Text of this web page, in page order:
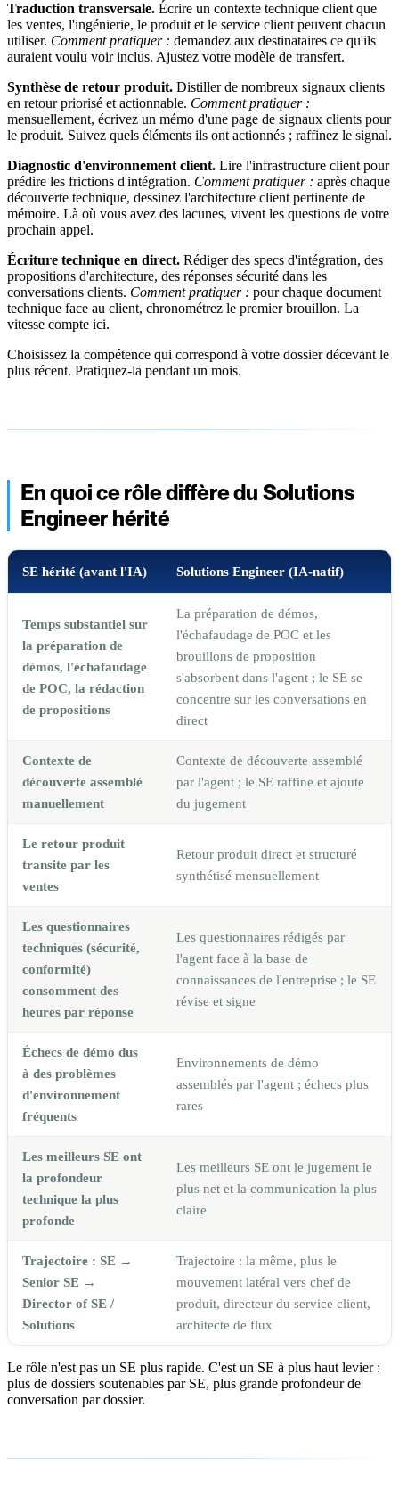
Traduction transversale. Écrire un contexte technique client que
les ventes, l'ingénierie, le produit et le service client peuvent chacun
utiliser. Comment pratiquer : demandez aux destinataires ce qu'ils
auraient voulu voir inclus. Ajustez votre modèle de transfert.
Synthèse de retour produit. Distiller de nombreux signaux clients
en retour priorisé et actionnable. Comment pratiquer :
mensuellement, écrivez un mémo d'une page de signaux clients pour
le produit. Suivez quels éléments ils ont actionnés ; raffinez le signal.
Diagnostic d'environnement client. Lire l'infrastructure client pour
prédire les frictions d'intégration. Comment pratiquer : après chaque
découverte technique, dessinez l'architecture client pertinente de
mémoire. Là où vous avez des lacunes, vivent les questions de votre
prochain appel.
Écriture technique en direct. Rédiger des specs d'intégration, des
propositions d'architecture, des réponses sécurité dans les
conversations clients. Comment pratiquer : pour chaque document
technique face au client, chronométrez le premier brouillon. La
vitesse compte ici.
Choisissez la compétence qui correspond à votre dossier décevant le
plus récent. Pratiquez-la pendant un mois.
En quoi ce rôle diffère du Solutions
Engineer hérité
SE hérité (avant l'IA) Solutions Engineer (IA-natif)
Temps substantiel sur
la préparation de
démos, l'échafaudage
de POC, la rédaction
de propositions
La préparation de démos,
l'échafaudage de POC et les
brouillons de proposition
s'absorbent dans l'agent ; le SE se
concentre sur les conversations en
direct
Contexte de
découverte assemblé
manuellement
Contexte de découverte assemblé
par l'agent ; le SE raffine et ajoute
du jugement
Le retour produit
transite par les
ventes
Retour produit direct et structuré
synthétisé mensuellement
Les questionnaires
techniques (sécurité,
conformité)
consomment des
heures par réponse
Les questionnaires rédigés par
l'agent face à la base de
connaissances de l'entreprise ; le SE
révise et signe
Échecs de démo dus
à des problèmes
d'environnement
fréquents
Environnements de démo
assemblés par l'agent ; échecs plus
rares
Les meilleurs SE ont
la profondeur
technique la plus
profonde
Les meilleurs SE ont le jugement le
plus net et la communication la plus
claire
Trajectoire : SE →
Senior SE →
Director of SE /
Solutions
Trajectoire : la même, plus le
mouvement latéral vers chef de
produit, directeur du service client,
architecte de flux
Le rôle n'est pas un SE plus rapide. C'est un SE à plus haut levier :
plus de dossiers soutenables par SE, plus grande profondeur de
conversation par dossier.